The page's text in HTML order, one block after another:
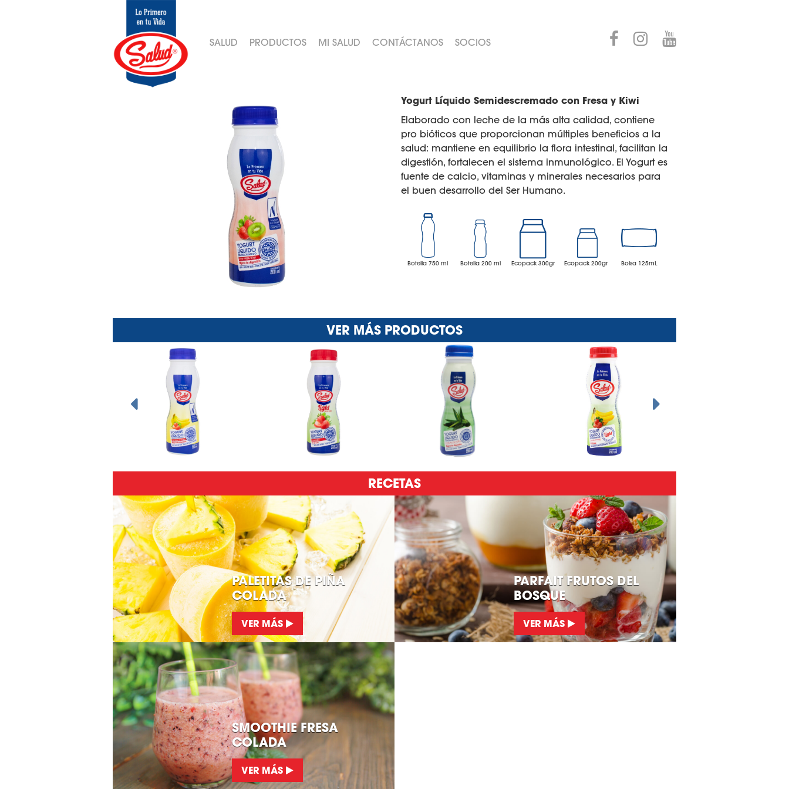
SALUD PRODUCTOS MI SALUD CONTÁCTANOS SOCIOS
Yogurt Líquido Semidescremado con Fresa y Kiwi
Elaborado con leche de la más alta calidad, contiene
pro bióticos que proporcionan múltiples beneficios a la
salud: mantiene en equilibrio la flora intestinal, facilitan la
digestión, fortalecen el sistema inmunológico. El Yogurt es
fuente de calcio, vitaminas y minerales necesarios para
el buen desarrollo del Ser Humano.
Botella 750 ml Botella 200 ml Ecopack 300gr Ecopack 200gr Bolsa 125mL
VER MÁS PRODUCTOS
RECETAS
PALETITAS DE PIÑA
COLADA
VER MÁS
PARFAIT FRUTOS DEL
BOSQUE
VER MÁS
SMOOTHIE FRESA
COLADA
VER MÁS